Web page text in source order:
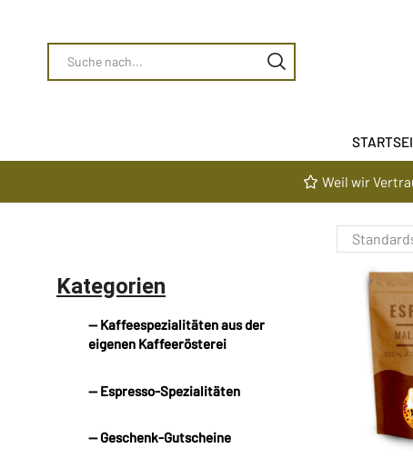
Weil wir
Kategorien
— Kaffeespezialitäten aus der
eigenen Kaffeerösterei
— Espresso-Spezialitäten
— Geschenk-Gutscheine